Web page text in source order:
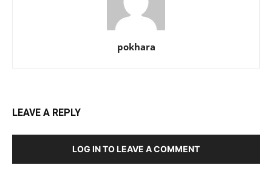
pokhara
LEAVE A REPLY
LOG IN TO LEAVE A COMMENT